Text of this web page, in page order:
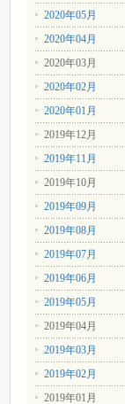
2020年05月
2020年04月
2020年03月
2020年02月
2020年01月
2019年12月
2019年11月
2019年10月
2019年09月
2019年08月
2019年07月
2019年06月
2019年05月
2019年04月
2019年03月
2019年02月
2019年01月